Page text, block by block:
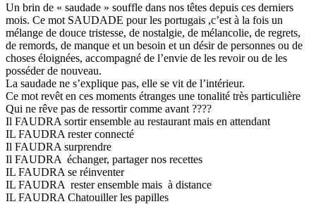
Un brin de « saudade » souffle dans nos têtes depuis ces derniers
mois. Ce mot SAUDADE pour les portugais ,c’est à la fois un
mélange de douce tristesse, de nostalgie, de mélancolie, de regrets,
de remords, de manque et un besoin et un désir de personnes ou de
choses éloignées, accompagné de l’envie de les revoir ou de les
posséder de nouveau.
La saudade ne s’explique pas, elle se vit de l’intérieur.
Ce mot revêt en ces moments étranges une tonalité très particulière
Qui ne rêve pas de ressortir comme avant ????
Il FAUDRA sortir ensemble au restaurant mais en attendant
IL FAUDRA rester connecté
Il FAUDRA surprendre
Il FAUDRA échanger, partager nos recettes
IL FAUDRA se réinventer
IL FAUDRA rester ensemble mais à distance
IL FAUDRA Chatouiller les papilles